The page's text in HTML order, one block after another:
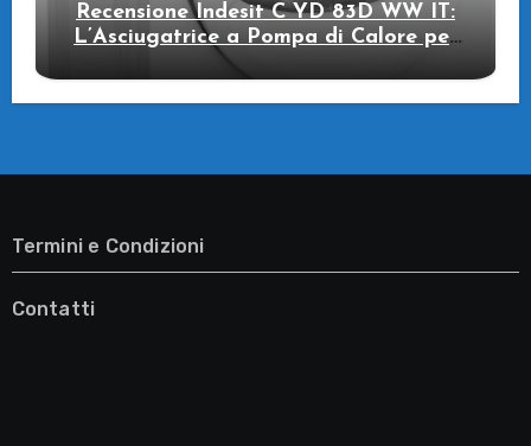
Recensione Indesit C YD 83D WW IT:
L’Asciugatrice a Pompa di Calore per
il Tuo Benessere
Termini e Condizioni
Contatti